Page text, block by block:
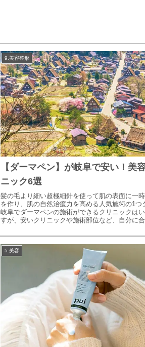
9.美容整形
【ダーマペン】が岐阜で安い！美
ニック6選
髪の毛より細い超極細針を使って肌の表面に一
を作り、肌の自然治癒力を高める人気施術の1つ
岐阜でダーマペンの施術ができるクリニックは
すが、安いクリニックや施術部位など、自分に合
5.美容